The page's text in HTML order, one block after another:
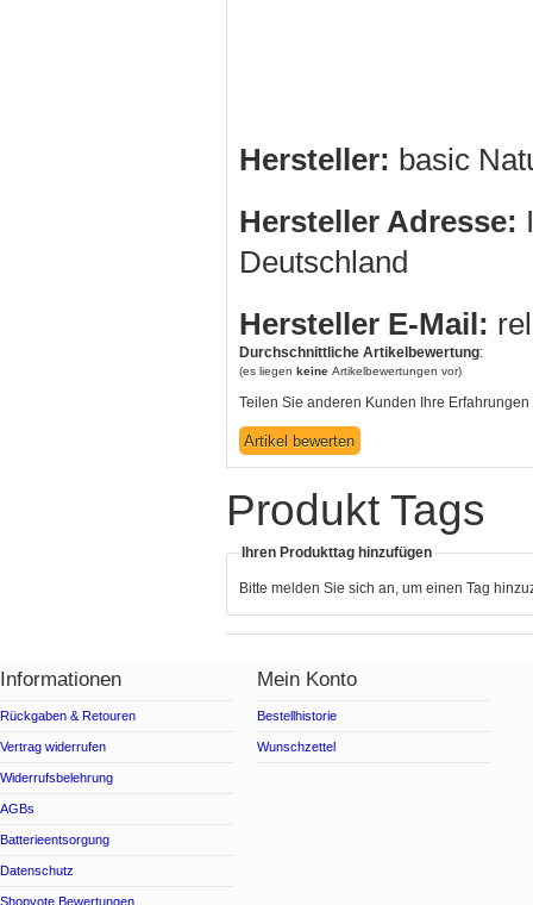
Hersteller: basic
Hersteller Adresse:
Deutschland
Hersteller E-Mail:
Durchschnittliche Artikelbewertung:
(es liegen keine Artikelbewertungen vor)
Teilen Sie anderen Kunden Ihre Erfahrungen
Produkt Tags
Ihren Produkttag hinzufügen
Bitte melden Sie sich an, um einen Tag
Informationen
Rückgaben & Retouren
Vertrag widerrufen
Widerrufsbelehrung
AGBs
Batterieentsorgung
Datenschutz
Shopvote Bewertungen
Mein Konto
Bestellhistorie
Wunschzettel